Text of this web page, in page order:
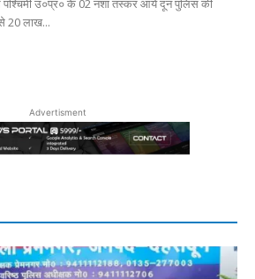
पश्चिमी उ०प्र० के 02 नशा तस्कर आये दून पुलिस की
20 लाख...
Advertisment